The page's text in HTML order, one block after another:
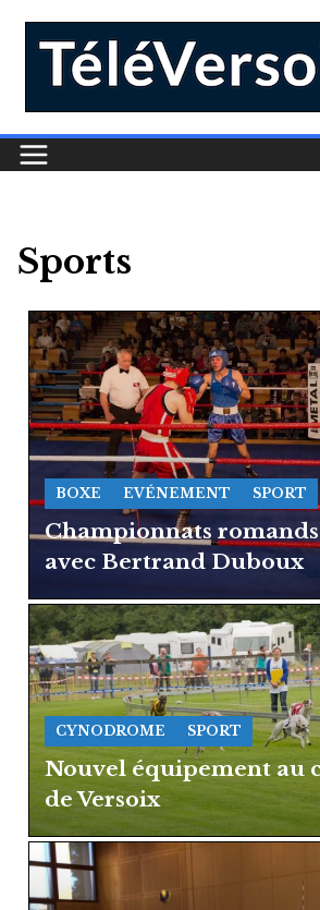
Sports
BOXE EVÉNEMENT SPORT
Championnats
avec Bertrand Duboux
CYNODROME SPORT
Nouvel équipement au
de Versoix